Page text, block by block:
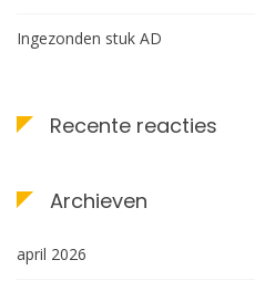
Ingezonden stuk AD
Recente reacties
Archieven
april 2026